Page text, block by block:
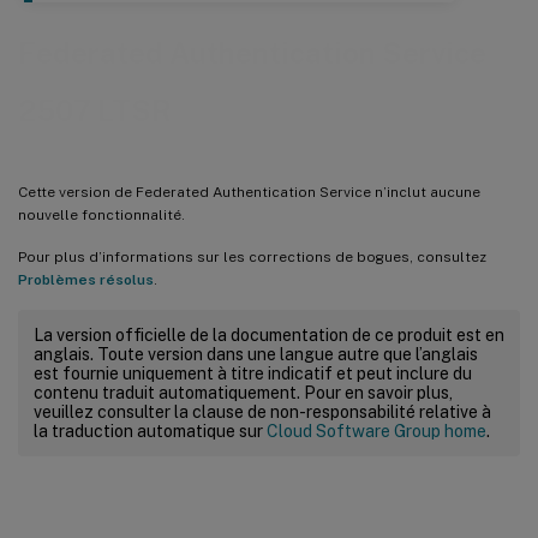
Cette version de Federated Authentication Service n’inclut aucune
nouvelle fonctionnalité.
Pour plus d’informations sur les corrections de bogues, consultez
Problèmes résolus
La version officielle de la documentation de ce produit est en
anglais. Toute version dans une langue autre que l’anglais
est fournie uniquement à titre indicatif et peut inclure du
contenu traduit automatiquement. Pour en savoir plus,
veuillez consulter la clause de non-responsabilité relative à
la traduction automatique surCloud Software Group home.